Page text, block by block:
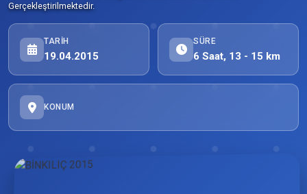
Gerçekleştirilmektedir.
TARIH
19.04.2015
SÜRE
6 Saat, 13 - 15 km
KONUM